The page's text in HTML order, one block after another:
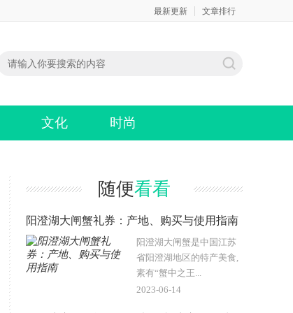
最新更新 文章排行
文化 时尚
随便看看
阳澄湖大闸蟹礼券：产地、购买与使用指南
阳澄湖大闸蟹是中国江苏
省阳澄湖地区的特产美食,
素有“蟹中之王...
2023-06-14